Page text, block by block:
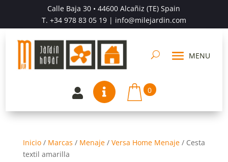
Calle Baja 30 • 44600 Alcañiz (TE) Spain
T. +34 978 83 05 19| info@milejardin.com
  0
Inicio/ Marcas / Menaje/ Versa Home Menaje/ Cesta
textil amarilla